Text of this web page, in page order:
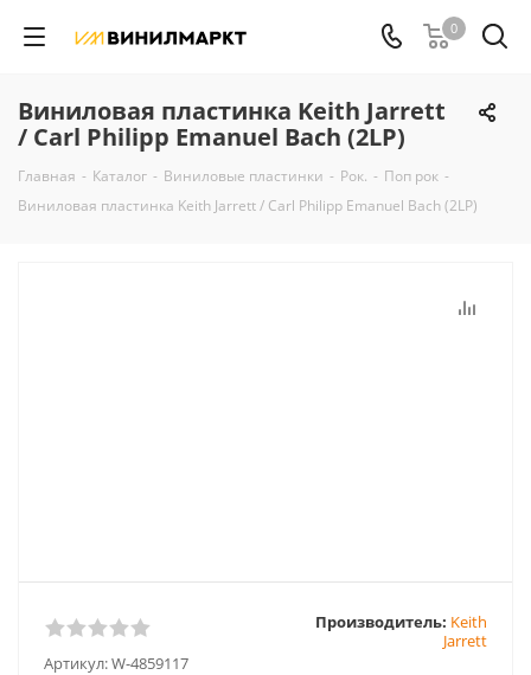
0
Виниловая пластинка Keith Jarrett
/ Carl Philipp Emanuel Bach (2LP)
Главная - Каталог - Виниловые пластинки - Рок. - Поп рок -
Виниловая пластинка Keith Jarrett / Carl Philipp Emanuel Bach (2LP)
Артикул:W-4859117
Производитель: Keith
Jarrett